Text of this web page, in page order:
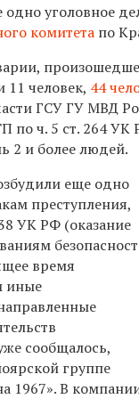
уголовное
комитета по
11 человек, 44
ГСУ ГУ МВД
по ч. 5 ст. 264
2 и более людей.
еще одно
преступления,
УК РФ (оказание
время
иные
сообщалось,
группе
1967». В